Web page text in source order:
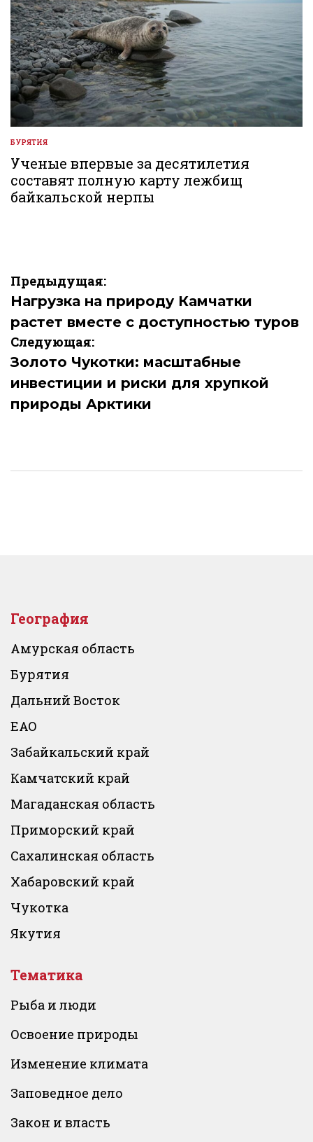
ОПУБЛИКОВАНО
В
БУРЯТИЯ
Ученые впервые за десятилетия
составят полную карту лежбищ
байкальской нерпы
Навигация
по
записям
Предыдущая:
Нагрузка на природу Камчатки
растет вместе с доступностью туров
Следующая:
Золото Чукотки: масштабные
инвестиции и риски для хрупкой
природы Арктики
География
Амурская область
Бурятия
Дальний Восток
ЕАО
Забайкальский край
Камчатский край
Магаданская область
Приморский край
Сахалинская область
Хабаровский край
Чукотка
Якутия
Тематика
Рыба и люди
Освоение природы
Изменение климата
Заповедное дело
Закон и власть